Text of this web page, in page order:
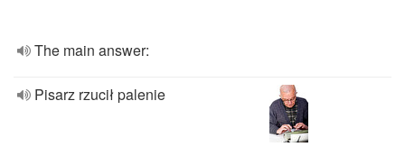
The main answer:
Pisarz rzucił palenie